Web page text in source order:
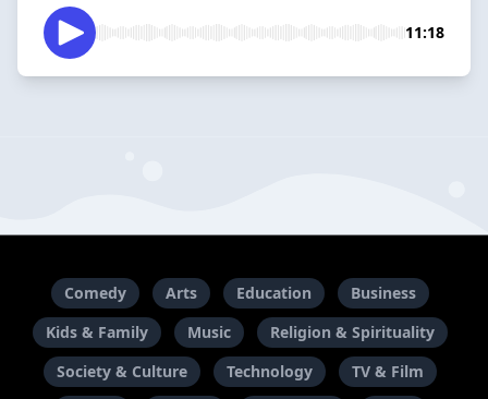
11:18
Comedy Arts Education
Business
Kids & Family
Music
Religion & Spirituality
Society & Culture
Technology TV & Film